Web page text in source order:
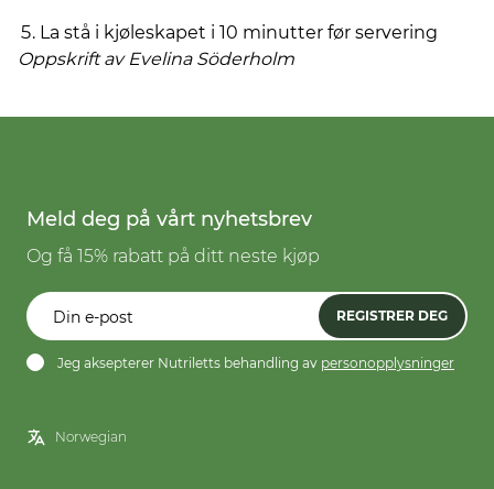
La stå i kjøleskapet i 10 minutter før servering
Oppskrift av Evelina Söderholm
Meld deg på vårt nyhetsbrev
Og få 15% rabatt på ditt neste kjøp
REGISTRER DEG
Jeg aksepterer Nutriletts behandling av personopplysninger